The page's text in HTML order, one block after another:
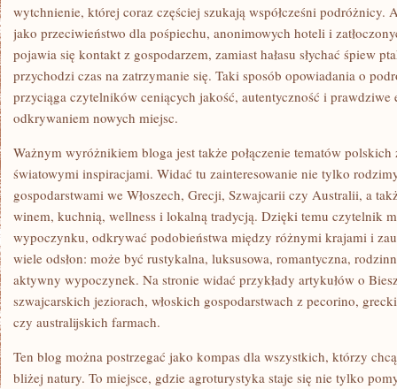
wytchnienie, której coraz częściej szukają współcześni podróżnicy.
jako przeciwieństwo dla pośpiechu, anonimowych hoteli i
pojawia się kontakt z gospodarzem, zamiast hałasu słychać śpiew
przychodzi czas na zatrzymanie się. Taki sposób opowiadania o
przyciąga czytelników ceniących jakość, autentyczność i prawdziwe
odkrywaniem nowych miejsc.
Ważnym wyróżnikiem bloga jest także połączenie tematów
światowymi inspiracjami. Widać tu zainteresowanie nie tylko
gospodarstwami we Włoszech, Grecji, Szwajcarii czy Australii, a
winem, kuchnią, wellness i lokalną tradycją. Dzięki temu czytelnik
wypoczynku, odkrywać podobieństwa między różnymi krajami i
wiele odsłon: może być rustykalna, luksusowa, romantyczna,
aktywny wypoczynek. Na stronie widać przykłady artykułów o
szwajcarskich jeziorach, włoskich gospodarstwach z pecorino,
czy australijskich farmach.
Ten blog można postrzegać jako kompas dla wszystkich, którzy
bliżej natury. To miejsce, gdzie agroturystyka staje się nie tylko